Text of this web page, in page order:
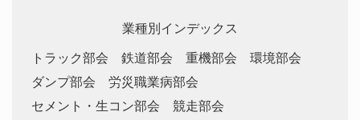
業種別インデックス
トラック部会
鉄道部会 重機部会
環境部会
ダンプ部会
労災職業病部会
セメント・生コン部会
競走部会